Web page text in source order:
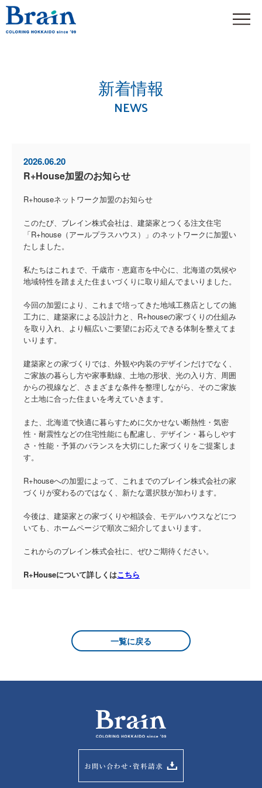
新着情報
NEWS
2026.06.20
R+House加盟のお知らせ
R+houseネットワーク加盟のお知らせ
このたび、ブレイン株式会社は、建築家とつくる注文住宅
「R+house（アールプラスハウス）」のネットワークに加盟い
たしました。
私たちはこれまで、千歳市・恵庭市を中心に、北海道の気候や
地域特性を踏まえた住まいづくりに取り組んでまいりました。
今回の加盟により、これまで培ってきた地域工務店としての施
工力に、建築家による設計力と、R+houseの家づくりの仕組み
を取り入れ、より幅広いご要望にお応えできる体制を整えてま
いります。
建築家との家づくりでは、外観や内装のデザインだけでなく、
ご家族の暮らし方や家事動線、土地の形状、光の入り方、周囲
からの視線など、さまざまな条件を整理しながら、そのご家族
と土地に合った住まいを考えていきます。
また、北海道で快適に暮らすために欠かせない断熱性・気密
性・耐震性などの住宅性能にも配慮し、デザイン・暮らしやす
さ・性能・予算のバランスを大切にした家づくりをご提案しま
す。
R+houseへの加盟によって、これまでのブレイン株式会社の家
づくりが変わるのではなく、新たな選択肢が加わります。
今後は、建築家との家づくりや相談会、モデルハウスなどにつ
いても、ホームページで順次ご紹介してまいります。
これからのブレイン株式会社に、ぜひご期待ください。
R+Houseについて詳しくはこちら
一覧に戻る